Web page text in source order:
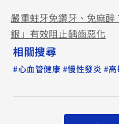
嚴重蛀牙免鑽牙、免麻
銀」有效阻止齲齒惡化
相關搜尋
#心血管健康 #慢性發炎 #高